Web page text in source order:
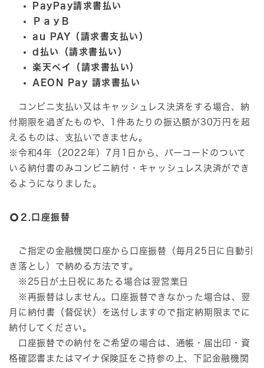
PayPay請求書払い
ＰａｙB
au PAY（請求書支払い）
d払い（請求書払い）
楽天ペイ（請求書払い）
AEON Pay 請求書払い
コンビニ支払い又はキャッシュレス決済をする場合、納
付期限を過ぎたものや、1件あたりの振込額が30万円を超
えるものは、支払いできません。
※令和4年（2022年）7月1日から、バーコードのついて
いる納付書のみコンビニ納付・キャッシュレス決済ができ
るようになりました。
2.口座振替
ご指定の金融機関口座から口座振替（毎月25日に自動引
き落とし）で納める方法です。
※25日が土日祝にあたる場合は翌営業日
※再振替はしません。口座振替できなかった場合は、翌
月に納付書（督促状）を送付しますので指定納期限までに
納付してください。
口座振替での納付をご希望の場合は、通帳・届出印・資
格確認書またはマイナ保険証をご持参の上、下記金融機関